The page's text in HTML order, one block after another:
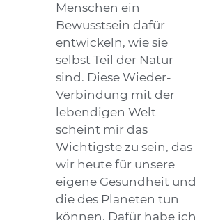
Menschen ein
Bewusstsein dafür
entwickeln, wie sie
selbst Teil der Natur
sind. Diese Wieder-
Verbindung mit der
lebendigen Welt
scheint mir das
Wichtigste zu sein, das
wir heute für unsere
eigene Gesundheit und
die des Planeten tun
können. Dafür habe ich